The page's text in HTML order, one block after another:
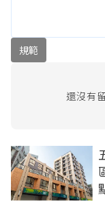
規範
還沒有